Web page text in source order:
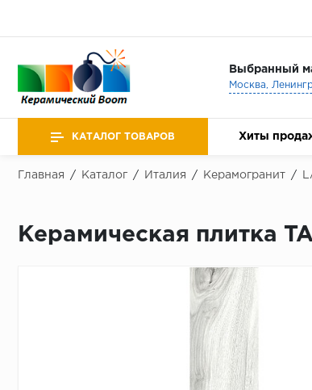
Выбранный
КАТАЛОГ ТОВАРОВ Хиты
Главная / Каталог / Италия / Керамогранит /
Керамическая плитка